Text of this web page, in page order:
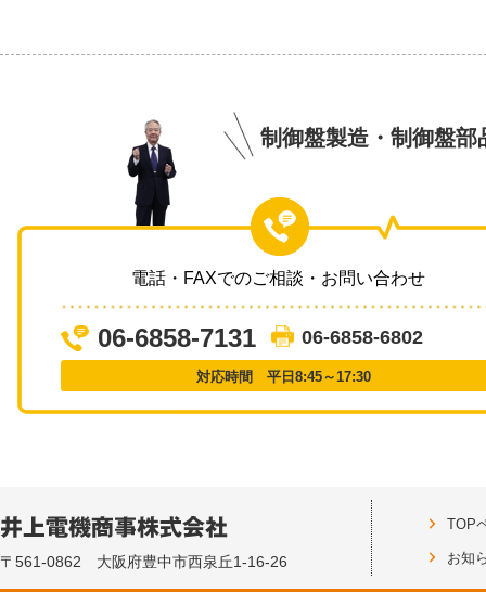
制御盤製造・制御盤
電話・FAXでのご相談・お問い合わせ
06-6858-7131 06-6858-6802
対応時間 平日8:45～17:30
〒561-0862 大阪府豊中市西泉丘1-16-26
TOP
お知